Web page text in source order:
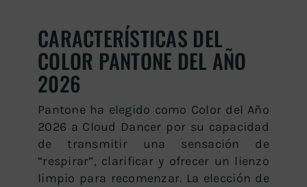
CARACTERÍSTICAS DEL
COLOR PANTONE DEL AÑO
2026
Pantone ha elegido como Color del Año
2026 a Cloud Dancer por su capacidad
de transmitir una sensación de
“respirar”, clarificar y ofrecer un lienzo
limpio para recomenzar. La elección de